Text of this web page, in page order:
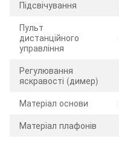
Підсвічування
Пульт
дистанційного
управління
Регулювання
яскравості (димер)
Матеріал основи
Матеріал плафонів